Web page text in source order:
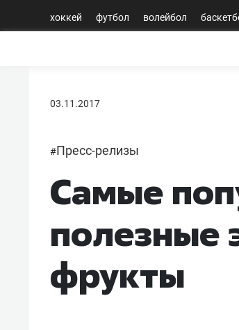
хоккей футбол волейбол
03.11.2017
#Пресс-релизы
Самые
полезные
фрукты